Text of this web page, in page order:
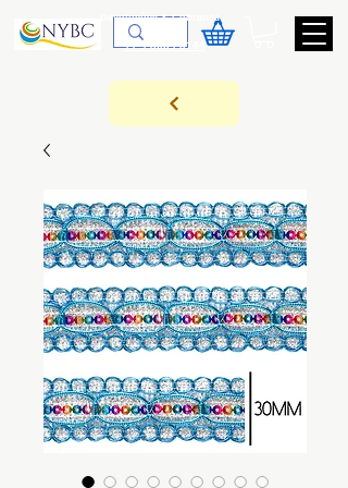
Devoluções & Cobrança
11-9-3089-3144